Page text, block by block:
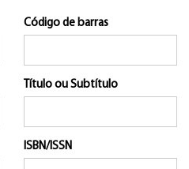
Código de barras
Título ou Subtítulo
ISBN/ISSN